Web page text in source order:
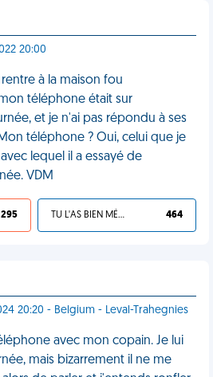
20:00
à la maison fou
téléphone était sur
et je n'ai pas répondu à ses
téléphone ? Oui, celui que je
lequel il a essayé de
VDM
295 TU L'AS BIEN MÉRITÉ 464
20:20 - Belgium - Leval-Trahegnies
avec mon copain. Je lui
mais bizarrement il ne me